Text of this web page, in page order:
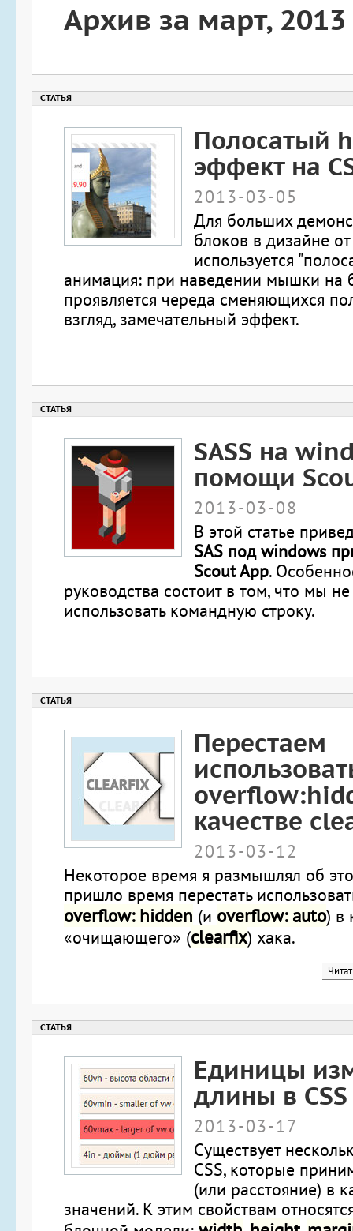
Архив за март, 2013
Полосатый
эффект на
2013-03-05
Для больших
блоков в дизайне
используется
анимация: при наведении мышки на
проявляется череда сменяющихся
взгляд, замечательный эффект.
SASS на
помощи
2013-03-08
В этой статье
SAS под windows
Scout App.
руководства состоит в том, что мы
использовать командную строку.
Перестаем
качестве
2013-03-12
Некоторое время я размышлял об
пришло время перестать
overflow: hidden (и overflow: auto) в
«очищающего» (clearfix) хака.
Единицы
длины в CSS
2013-03-17
Существует
CSS, которые
(или расстояние) в
значений. К этим свойствам